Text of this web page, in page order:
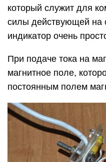
который служит для
силы действующей на
индикатор очень
При подаче тока на
магнитное поле,
постоянным полем